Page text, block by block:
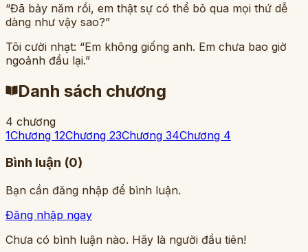
“Đã bảy năm rồi, em thật sự có thể bỏ qua mọi thứ dễ
dàng như vậy sao?”
Tôi cười nhạt: “Em không giống anh. Em chưa bao giờ
ngoảnh đầu lại.”
Danh sách chương
4 chương
1Chương 12Chương 23Chương 34Chương 4
Bình luận (0)
Bạn cần đăng nhập để bình luận.
Đăng nhập ngay
Chưa có bình luận nào. Hãy là người đầu tiên!